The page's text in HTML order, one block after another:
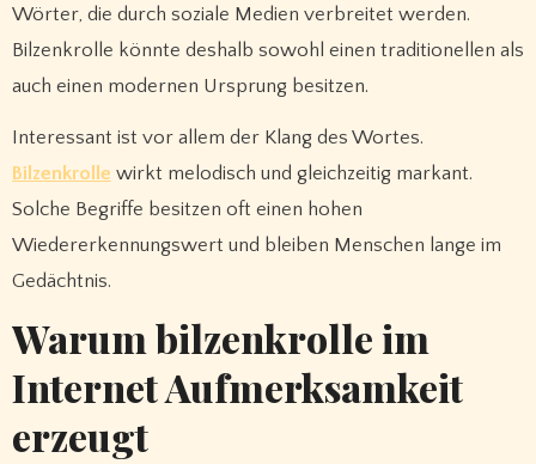
Wörter, die durch soziale Medien verbreitet werden.
Bilzenkrolle könnte deshalb sowohl einen traditionellen als
auch einen modernen Ursprung besitzen.
Interessant ist vor allem der Klang des Wortes.
Bilzenkrolle wirkt melodisch und gleichzeitig markant.
Solche Begriffe besitzen oft einen hohen
Wiedererkennungswert und bleiben Menschen lange im
Gedächtnis.
Warum bilzenkrolle im
Internet Aufmerksamkeit
erzeugt